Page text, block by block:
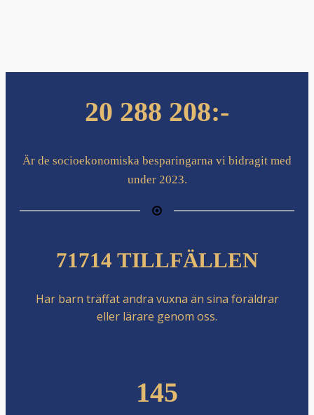
20 288 208:-
Är de socioekonomiska besparingarna vi bidragit med
under 2023.
71714 TILLFÄLLEN
Har barn träffat andra vuxna än sina föräldrar
eller lärare genom oss.
145